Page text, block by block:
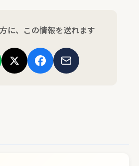
に、この情報を送れます